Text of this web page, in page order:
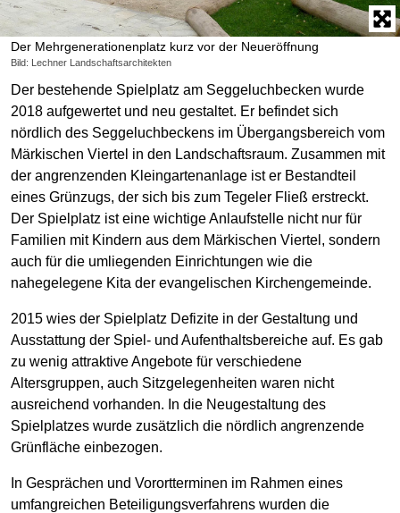
Der Mehrgenerationenplatz kurz vor der Neueröffnung
Bild: Lechner Landschaftsarchitekten
Der bestehende Spielplatz am Seggeluchbecken wurde
2018 aufgewertet und neu gestaltet. Er befindet sich
nördlich des Seggeluchbeckens im Übergangsbereich vom
Märkischen Viertel in den Landschaftsraum. Zusammen mit
der angrenzenden Kleingartenanlage ist er Bestandteil
eines Grünzugs, der sich bis zum Tegeler Fließ erstreckt.
Der Spielplatz ist eine wichtige Anlaufstelle nicht nur für
Familien mit Kindern aus dem Märkischen Viertel, sondern
auch für die umliegenden Einrichtungen wie die
nahegelegene Kita der evangelischen Kirchengemeinde.
2015 wies der Spielplatz Defizite in der Gestaltung und
Ausstattung der Spiel- und Aufenthaltsbereiche auf. Es gab
zu wenig attraktive Angebote für verschiedene
Altersgruppen, auch Sitz­gelegen­heiten waren nicht
ausreichend vorhanden. In die Neugestaltung des
Spielplatzes wurde zusätzlich die nördlich angrenzende
Grünfläche einbezogen.
In Gesprächen und Vorortterminen im Rahmen eines
umfangreichen Beteiligungsverfahrens wurden die